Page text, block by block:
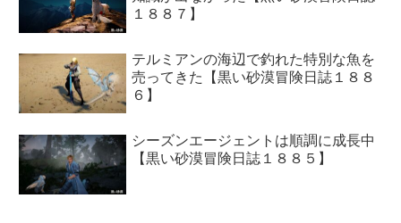
１８８７】
テルミアンの海辺で釣れた特別な魚を
売ってきた【黒い砂漠冒険日誌１８８
６】
シーズンエージェントは順調に成長中
【黒い砂漠冒険日誌１８８５】